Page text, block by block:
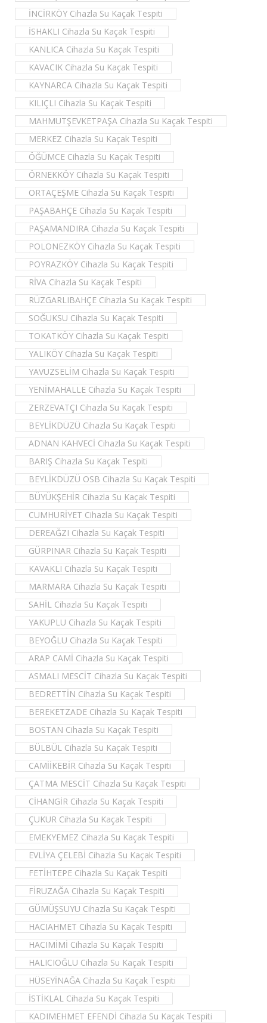
İNCİRKÖY Cihazla Su Kaçak Tespiti
İSHAKLI Cihazla Su Kaçak Tespiti
KANLICA Cihazla Su Kaçak Tespiti
KAVACIK Cihazla Su Kaçak Tespiti
KAYNARCA Cihazla Su Kaçak Tespiti
KILIÇLI Cihazla Su Kaçak Tespiti
MAHMUTŞEVKETPAŞA Cihazla Su Kaçak Tespiti
MERKEZ Cihazla Su Kaçak Tespiti
ÖĞÜMCE Cihazla Su Kaçak Tespiti
ÖRNEKKÖY Cihazla Su Kaçak Tespiti
ORTAÇEŞME Cihazla Su Kaçak Tespiti
PAŞABAHÇE Cihazla Su Kaçak Tespiti
PAŞAMANDIRA Cihazla Su Kaçak Tespiti
POLONEZKÖY Cihazla Su Kaçak Tespiti
POYRAZKÖY Cihazla Su Kaçak Tespiti
RİVA Cihazla Su Kaçak Tespiti
RÜZGARLIBAHÇE Cihazla Su Kaçak Tespiti
SOĞUKSU Cihazla Su Kaçak Tespiti
TOKATKÖY Cihazla Su Kaçak Tespiti
YALIKÖY Cihazla Su Kaçak Tespiti
YAVUZSELİM Cihazla Su Kaçak Tespiti
YENİMAHALLE Cihazla Su Kaçak Tespiti
ZERZEVATÇI Cihazla Su Kaçak Tespiti
BEYLİKDÜZÜ Cihazla Su Kaçak Tespiti
ADNAN KAHVECİ Cihazla Su Kaçak Tespiti
BARIŞ Cihazla Su Kaçak Tespiti
BEYLİKDÜZÜ OSB Cihazla Su Kaçak Tespiti
BÜYÜKŞEHİR Cihazla Su Kaçak Tespiti
CUMHURİYET Cihazla Su Kaçak Tespiti
DEREAĞZI Cihazla Su Kaçak Tespiti
GÜRPINAR Cihazla Su Kaçak Tespiti
KAVAKLI Cihazla Su Kaçak Tespiti
MARMARA Cihazla Su Kaçak Tespiti
SAHİL Cihazla Su Kaçak Tespiti
YAKUPLU Cihazla Su Kaçak Tespiti
BEYOĞLU Cihazla Su Kaçak Tespiti
ARAP CAMİ Cihazla Su Kaçak Tespiti
ASMALI MESCİT Cihazla Su Kaçak Tespiti
BEDRETTİN Cihazla Su Kaçak Tespiti
BEREKETZADE Cihazla Su Kaçak Tespiti
BOSTAN Cihazla Su Kaçak Tespiti
BÜLBÜL Cihazla Su Kaçak Tespiti
CAMİİKEBİR Cihazla Su Kaçak Tespiti
ÇATMA MESCİT Cihazla Su Kaçak Tespiti
CİHANGİR Cihazla Su Kaçak Tespiti
ÇUKUR Cihazla Su Kaçak Tespiti
EMEKYEMEZ Cihazla Su Kaçak Tespiti
EVLİYA ÇELEBİ Cihazla Su Kaçak Tespiti
FETİHTEPE Cihazla Su Kaçak Tespiti
FİRUZAĞA Cihazla Su Kaçak Tespiti
GÜMÜŞSUYU Cihazla Su Kaçak Tespiti
HACIAHMET Cihazla Su Kaçak Tespiti
HACIMİMİ Cihazla Su Kaçak Tespiti
HALICIOĞLU Cihazla Su Kaçak Tespiti
HÜSEYİNAĞA Cihazla Su Kaçak Tespiti
İSTİKLAL Cihazla Su Kaçak Tespiti
KADIMEHMET EFENDİ Cihazla Su Kaçak Tespiti